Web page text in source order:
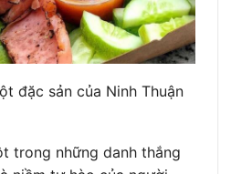
đặc sản của Ninh Thuận
trong những danh thắng